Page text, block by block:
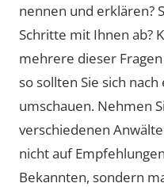
nennen und erklären?
Schritte mit Ihnen ab?
mehrere dieser
so sollten Sie sich
umschauen. Nehmen
verschiedenen
nicht auf
Bekannten, sondern